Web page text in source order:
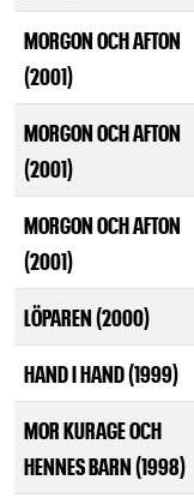
MORGON OCH AFTON
(2001)
MORGON OCH AFTON
(2001)
MORGON OCH AFTON
(2001)
LÖPAREN (2000)
HAND I HAND (1999)
MOR KURAGE OCH
HENNES BARN (1998)